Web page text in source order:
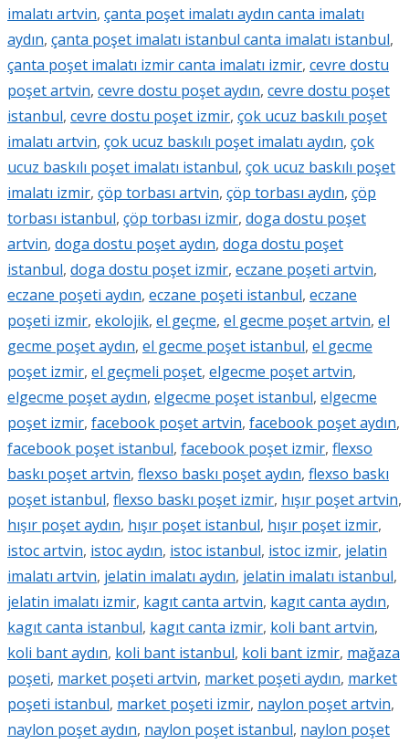
imalatı artvin, çanta poşet imalatı aydın canta imalatı
aydın, çanta poşet imalatı istanbul canta imalatı istanbul,
çanta poşet imalatı izmir canta imalatı izmir, cevre dostu
poşet artvin, cevre dostu poşet aydın, cevre dostu poşet
istanbul, cevre dostu poşet izmir, çok ucuz baskılı poşet
imalatı artvin, çok ucuz baskılı poşet imalatı aydın, çok
ucuz baskılı poşet imalatı istanbul, çok ucuz baskılı poşet
imalatı izmir, çöp torbası artvin, çöp torbası aydın, çöp
torbası istanbul, çöp torbası izmir, doga dostu poşet
artvin, doga dostu poşet aydın, doga dostu poşet
istanbul, doga dostu poşet izmir, eczane poşeti artvin,
eczane poşeti aydın, eczane poşeti istanbul, eczane
poşeti izmir, ekolojik, el geçme, el gecme poşet artvin, el
gecme poşet aydın, el gecme poşet istanbul, el gecme
poşet izmir, el geçmeli poşet, elgecme poşet artvin,
elgecme poşet aydın, elgecme poşet istanbul, elgecme
poşet izmir, facebook poşet artvin, facebook poşet aydın,
facebook poşet istanbul, facebook poşet izmir, flexso
baskı poşet artvin, flexso baskı poşet aydın, flexso baskı
poşet istanbul, flexso baskı poşet izmir, hışır poşet artvin,
hışır poşet aydın, hışır poşet istanbul, hışır poşet izmir,
istoc artvin, istoc aydın, istoc istanbul, istoc izmir, jelatin
imalatı artvin, jelatin imalatı aydın, jelatin imalatı istanbul,
jelatin imalatı izmir, kagıt canta artvin, kagıt canta aydın,
kagıt canta istanbul, kagıt canta izmir, koli bant artvin,
koli bant aydın, koli bant istanbul, koli bant izmir, mağaza
poşeti, market poşeti artvin, market poşeti aydın, market
poşeti istanbul, market poşeti izmir, naylon poşet artvin,
naylon poşet aydın, naylon poşet istanbul, naylon poşet